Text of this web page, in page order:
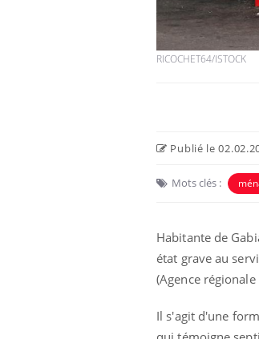
RICOCHET64/ISTOCK
Publié le
Mots clés :
Habitante de
état grave au
(Agence régionale
Il s'agit d'une
La sieste
de dormir
VIH : la fin